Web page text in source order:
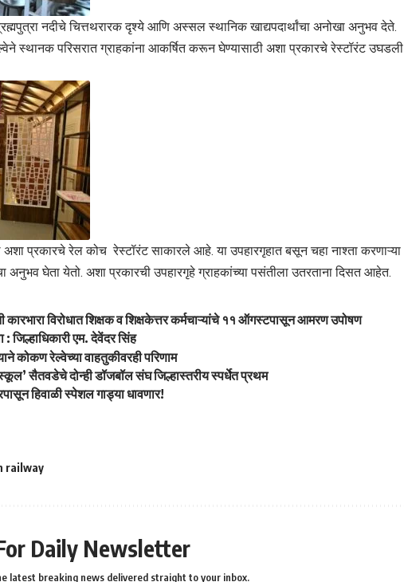
नदीचे चित्तथरारक दृश्ये आणि अस्सल स्थानिक खाद्यपदार्थांचा अनोखा अनुभव देते.
स्थानक परिसरात ग्राहकांना आकर्षित करून घेण्यासाठी अशा प्रकारचे रेस्टॉरंट उघडली
अशा प्रकारचे रेल कोच रेस्टॉरंट साकारले आहे. या उपहारगृहात बसून चहा नाश्ता करणाऱ्या
अनुभव घेता येतो. अशा प्रकारची उपहारगृहे ग्राहकांच्या पसंतीला उतरताना दिसत आहेत.
विरोधात शिक्षक व शिक्षकेत्तर कर्मचाऱ्यांचे ११ ऑगस्टपासून आमरण उपोषण
जिल्हाधिकारी एम. देवेंदर सिंह
कोकण रेल्वेच्या वाहतुकीवरही परिणाम
स्कूल’ सैतवडेचे दोन्ही डॉजबॉल संघ जिल्हास्तरीय स्पर्धेत प्रथम
हिवाळी स्पेशल गाड्या धावणार!
railway
Daily Newsletter
latest breaking news delivered straight to your inbox.